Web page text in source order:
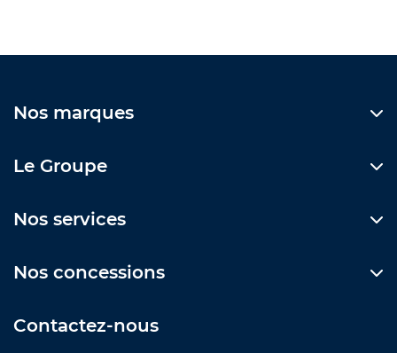
Nos marques
Le Groupe
Nos services
Nos concessions
Contactez-nous